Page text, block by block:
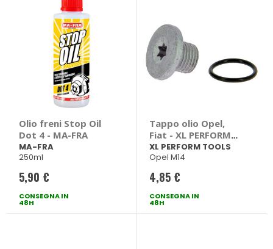
Olio freni Stop Oil
Dot 4 - MA-FRA
MA-FRA
250ml
5,90 €
CONSEGNA IN
48H
Tappo olio Opel,
Fiat - XL PERFORM
TOOLS
XL PERFORM TOOLS
Opel M14
4,85 €
CONSEGNA IN
48H